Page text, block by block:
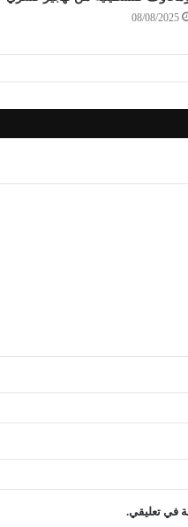
08/08/2025
في تعليقي.